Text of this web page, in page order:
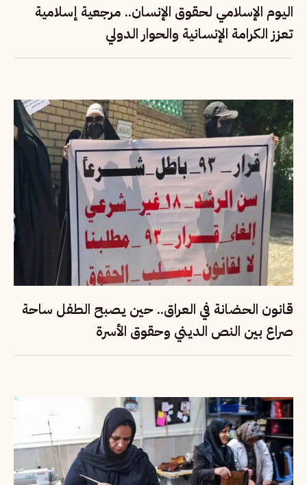
اليوم الإسلامي لحقوق الإنسان.. مرجعية إسلامية
تعزز الكرامة الإنسانية والحوار الدولي
قانون الحضانة في العراق.. حين يصبح الطفل ساحة
صراع بين النص الديني وحقوق الأسرة